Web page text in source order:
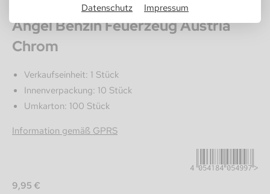
Datenschutz Impressum
Angel Benzin Feuerzeug Austria
Chrom
Verkaufseinheit: 1 Stück
Innenverpackung: 10 Stück
Umkarton: 100 Stück
Information gemäß GPRS
4054184054997
9,95 €